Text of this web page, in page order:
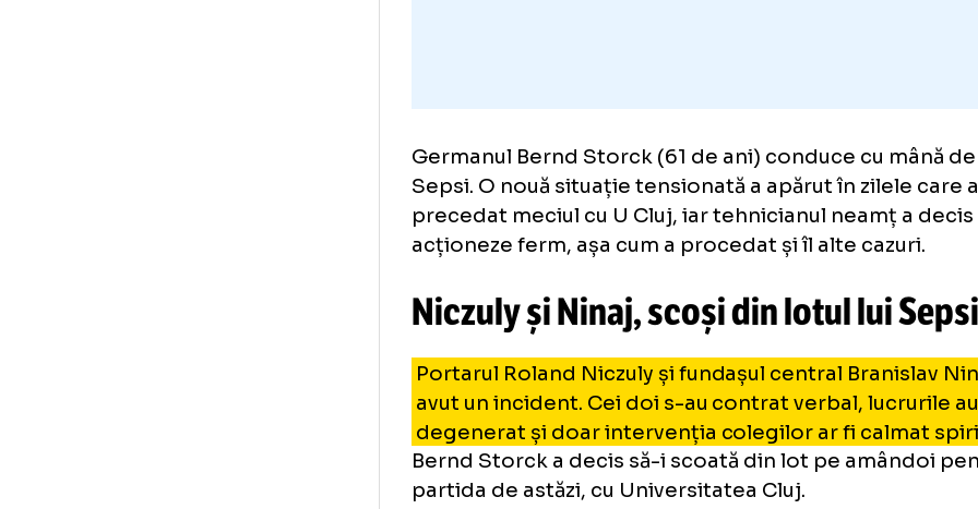
Sepsi. O nouă situație tensionată a apărut în
precedat meciul cu U Cluj, iar tehnicianul neamț
acționeze ferm, așa cum a procedat și îl alte
Niczuly și Ninaj, scoși din lotul lui